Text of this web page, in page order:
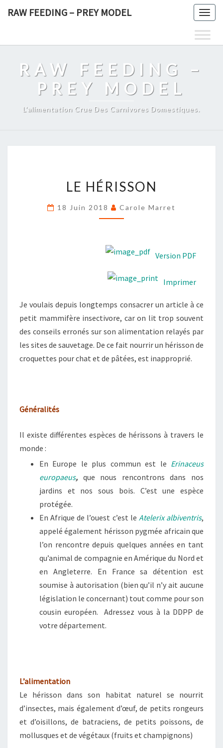
RAW FEEDING – PREY MODEL
RAW FEEDING –
PREY MODEL
L'alimentation Crue Des Carnivores Domestiques.
HÉRISSON
LE HÉRISSON
18 Juin 2018 Carole Marret
Version PDF
Imprimer
Je voulais depuis longtemps consacrer un article à ce
petit mammifère insectivore, car on lit trop souvent
des conseils erronés sur son alimentation relayés par
les sites de sauvetage. De ce fait nourrir un hérisson de
croquettes pour chat et de pâtées, est inapproprié.
Généralités
Il existe différentes espèces de hérissons à travers le
monde :
En Europe le plus commun est le Erinaceus
europaeus, que nous rencontrons dans nos
jardins et nos sous bois. C’est une espèce
protégée.
En Afrique de l’ouest c’est le Atelerix albiventris,
appelé également hérisson pygmée africain que
l’on rencontre depuis quelques années en tant
qu’animal de compagnie en Amérique du Nord et
en Angleterre. En France sa détention est
soumise à autorisation (bien qu’il n’y ait aucune
législation le concernant) tout comme pour son
cousin européen. Adressez vous à la DDPP de
votre département.
L’alimentation
Le hérisson dans son habitat naturel se nourrit
d’insectes, mais également d’œuf, de petits rongeurs
et d’oisillons, de batraciens, de petits poissons, de
mollusques et de végétaux (fruits et champignons)